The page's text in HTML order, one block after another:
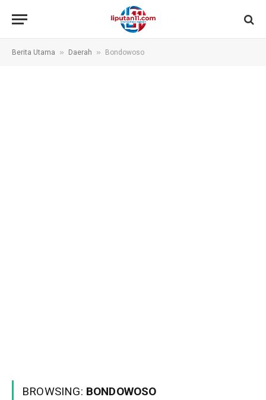
Berita Utama » Daerah » Bondowoso
BROWSING: BONDOWOSO